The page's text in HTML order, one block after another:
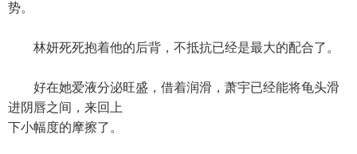
势。
林妍死死抱着他的后背，不抵抗已经是最大的配合了。
好在她爱液分泌旺盛，借着润滑，萧宇已经能将龟头滑
进阴唇之间，来回上
下小幅度的摩擦了。